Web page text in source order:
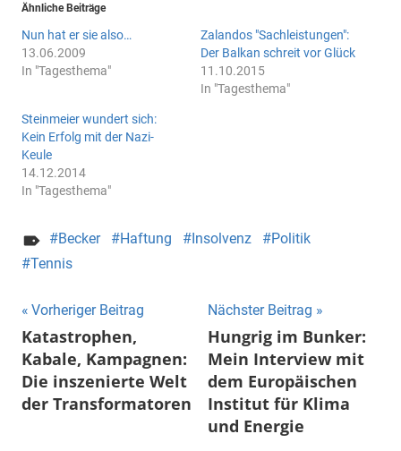
Ähnliche Beiträge
Nun hat er sie also…
13.06.2009
In "Tagesthema"
Zalandos "Sachleistungen":
Der Balkan schreit vor Glück
11.10.2015
In "Tagesthema"
Steinmeier wundert sich:
Kein Erfolg mit der Nazi-
Keule
14.12.2014
In "Tagesthema"
Becker Haftung Insolvenz
Politik
Tennis
Beitragsnavigation
Vorheriger Beitrag
Katastrophen,
Kabale, Kampagnen:
Die inszenierte Welt
der Transformatoren
Nächster Beitrag
Hungrig im Bunker:
Mein Interview mit
dem Europäischen
Institut für Klima
und Energie